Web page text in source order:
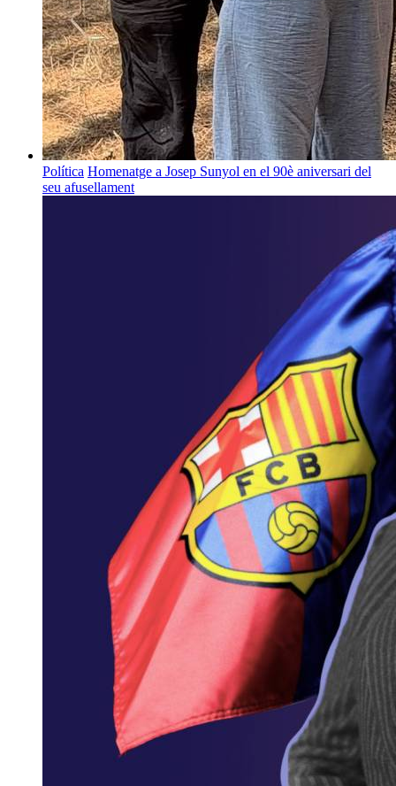
Política Homenatge a Josep Sunyol en el 90è aniversari del
seu afusellament